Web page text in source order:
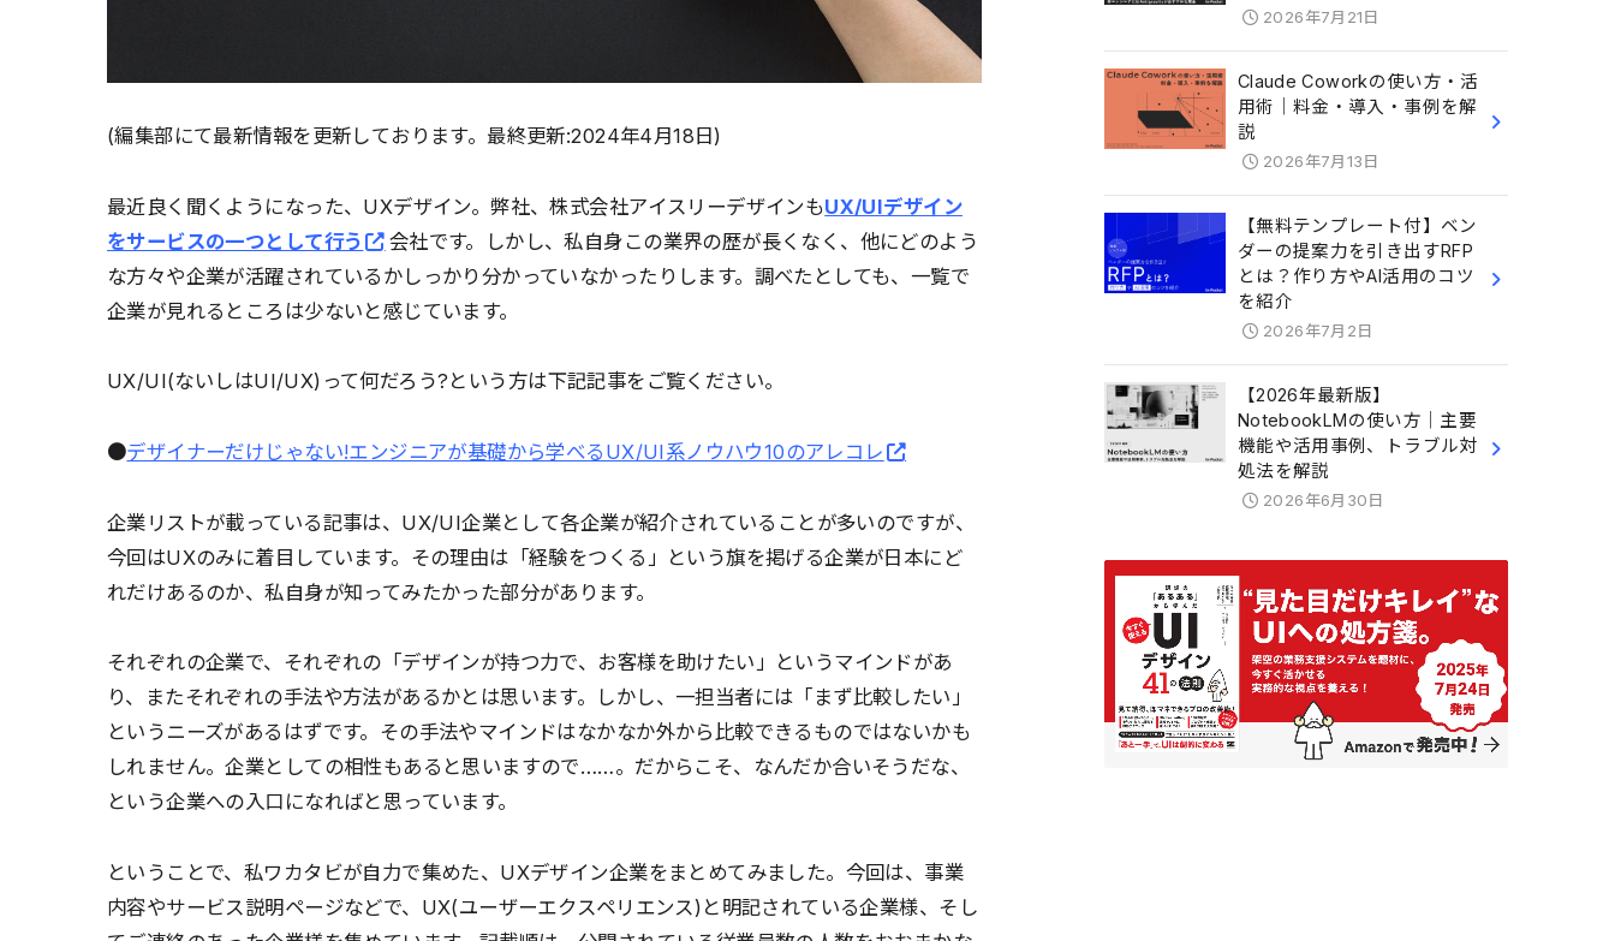
(編集部にて最新情報を更新しております。最終更新:2024年4月18日)
最近良く聞くようになった、UXデザイン。弊社、株式会社アイスリーデザインもUX/UIデザイン
をサービスの一つとして行う
会社です。しかし、私自身この業界の歴が長くなく、他にどのよう
な方々や企業が活躍されているかしっかり分かっていなかったりします。調べたとしても、一覧で
企業が見れるところは少ないと感じています。
UX/UI(ないしはUI/UX)って何だろう?という方は下記記事をご覧ください。
●デザイナーだけじゃない!エンジニアが基礎から学べるUX/UI系ノウハウ10のアレコレ
企業リストが載っている記事は、UX/UI企業として各企業が紹介されていることが多いのですが、
今回はUXのみに着目しています。その理由は「経験をつくる」という旗を掲げる企業が日本にど
れだけあるのか、私自身が知ってみたかった部分があります。
それぞれの企業で、それぞれの「デザインが持つ力で、お客様を助けたい」というマインドがあ
り、またそれぞれの手法や方法があるかとは思います。しかし、一担当者には「まず比較したい」
というニーズがあるはずです。その手法やマインドはなかなか外から比較できるものではないかも
しれません。企業としての相性もあると思いますので……。だからこそ、なんだか合いそうだな、
という企業への入口になればと思っています。
ということで、私ワカタビが自力で集めた、UXデザイン企業をまとめてみました。今回は、事業
内容やサービス説明ページなどで、UX(ユーザーエクスペリエンス)と明記されている企業様、そし
2026年7月21日
Claude Coworkの使い方・活
用術｜料金・導入・事例を解
説
2026年7月13日
【無料テンプレート付】ベン
ダーの提案力を引き出すRFP
とは？作り方やAI活用のコツ
を紹介
2026年7月2日
【2026年最新版】
NotebookLMの使い方｜主要
機能や活用事例、トラブル対
処法を解説
2026年6月30日